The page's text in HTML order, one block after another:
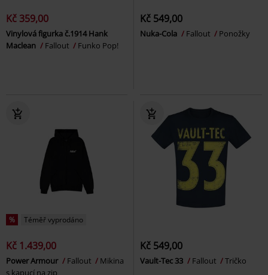
Kč 359,00
Vinylová figurka č.1914 Hank
Maclean
Fallout Funko Pop!
Kč 549,00
Nuka-Cola Fallout Ponožky
% Téměř vyprodáno
Kč 1.439,00
Power Armour Fallout
Mikina
s kapucí na zip
Kč 549,00
Vault-Tec 33 Fallout Tričko